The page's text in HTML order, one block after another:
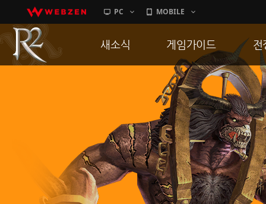
PC MOBILE
새소식
이벤트
히스토리
PC방으로간다
게임가이드
게임 특징
서버가이드
신병훈련소
세부가이드
통합보급센터
전
통
공